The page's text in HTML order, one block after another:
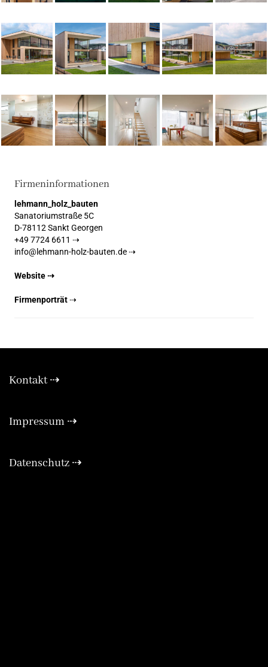
Firmeninformationen
lehmann_holz_bauten
Sanatoriumstraße 5C
D-78112 Sankt Georgen
+49 7724 6611 ⇢
info@lehmann-holz-bauten.de ⇢
Website ⇢
Firmenporträt⇢
Kontakt ⇢
Impressum ⇢
Datenschutz ⇢